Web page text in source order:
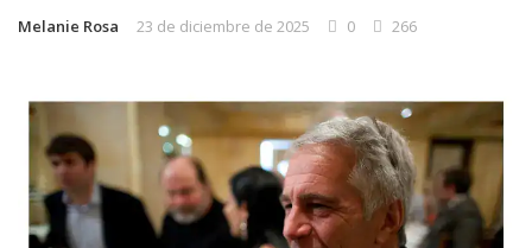
Melanie Rosa 23 de diciembre de 2025 0 266